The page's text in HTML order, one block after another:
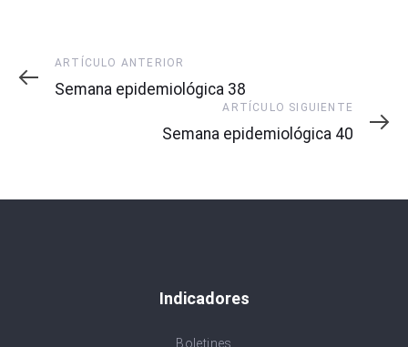
Artículo
Anterior
ARTÍCULO ANTERIOR
Semana epidemiológica 38
Siguiente
ARTÍCULO SIGUIENTE
Semana epidemiológica 40
Indicadores
Boletines